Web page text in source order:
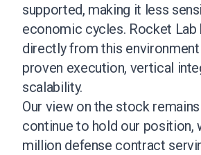
supported, making it less
economic cycles. Rocket Lab
directly from this
proven execution, vertical
scalability.
Our view on the stock
continue to hold our position,
million defense contract